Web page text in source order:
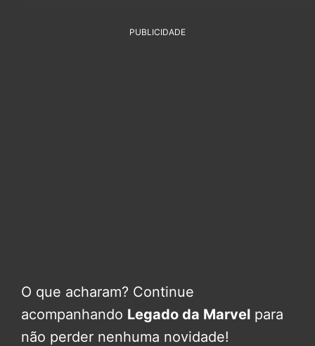
PUBLICIDADE
O que acharam? Continue
acompanhando Legado da Marvel para
não perder nenhuma novidade!